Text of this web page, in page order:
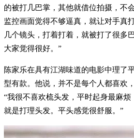
的被打几巴掌，其他就借位拍摄，不
监控画面觉得不够逼真，就让对手真
几个镜头，打着打着，就被打了很多
大家觉得很好。”
陈家乐在具有江湖味道的电影中理了
型有款。他说，并不是每个人都喜欢
“我很不喜欢梳头发，平时起身最麻
就是打理头发。平头感觉很舒服。”